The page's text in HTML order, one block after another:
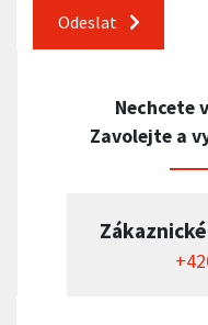
Odeslat
Nechcete
Zavolejte a